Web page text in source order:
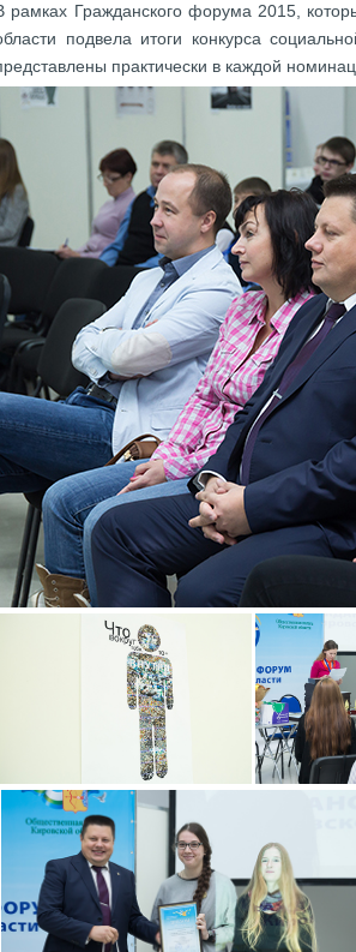
рамках Гражданского форума 2015,
подвела итоги конкурса
практически в каждой